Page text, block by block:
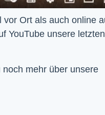
YouTube unsere letzten
mehr über unsere